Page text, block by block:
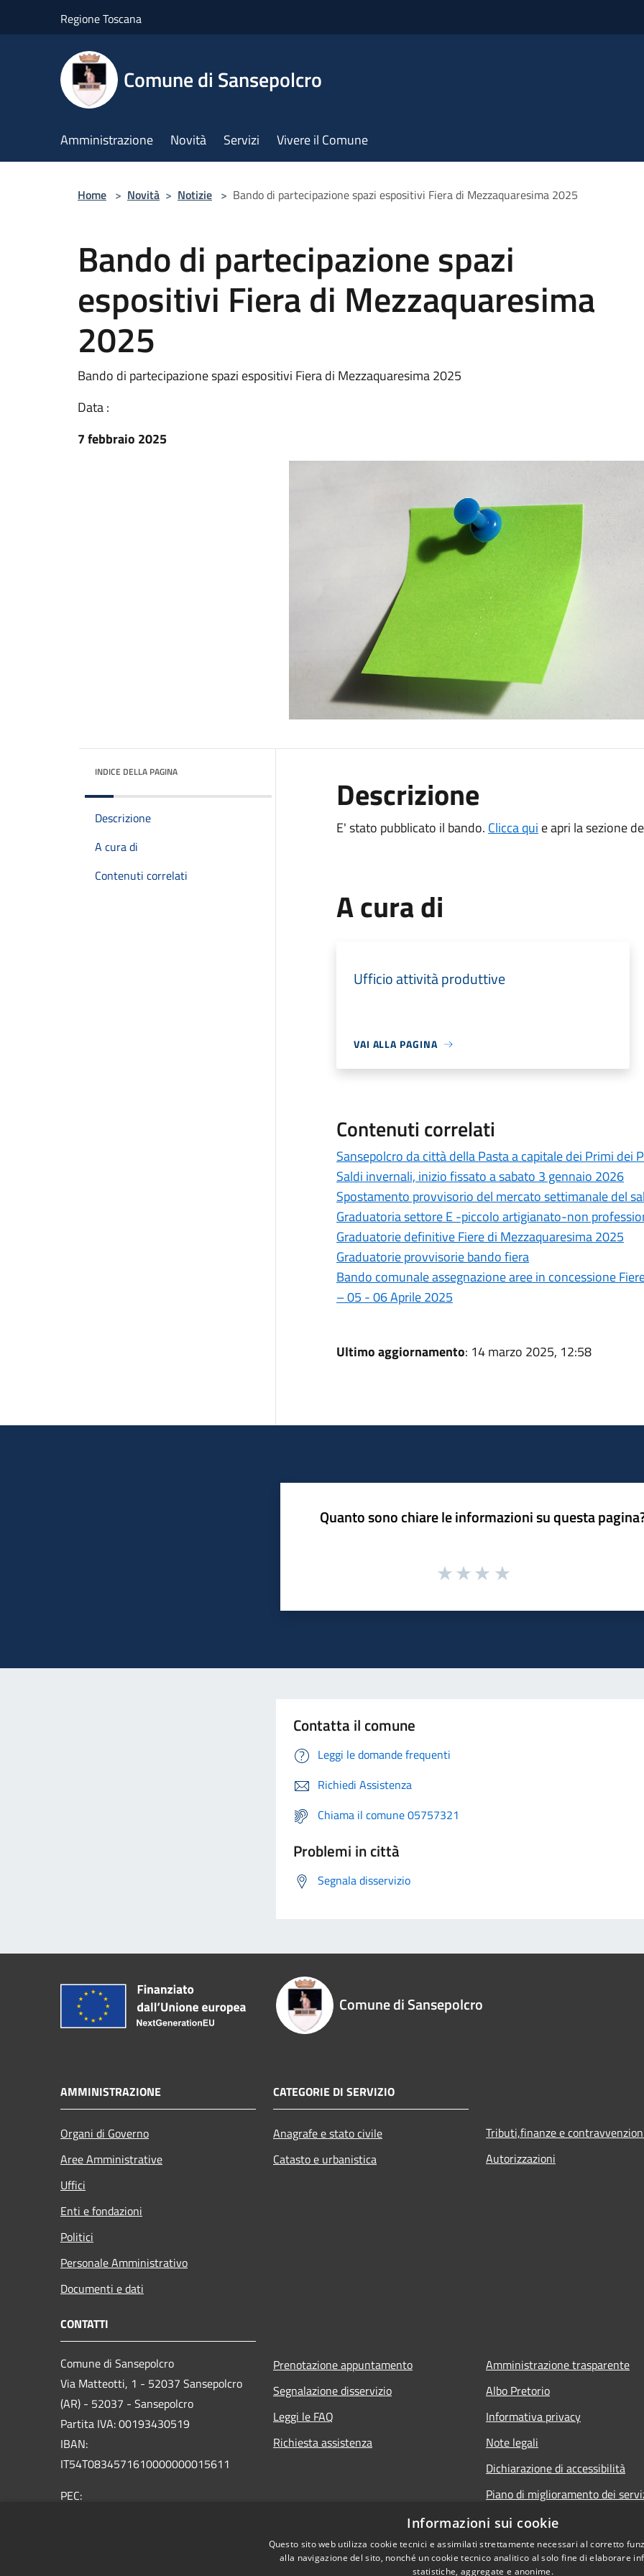
Regione Toscana
Comune di Sansepolcro
Amministrazione Novità Servizi Vivere il Comune
Home > Novità > Notizie > Bando di partecipazione spazi espositivi Fiera di Mezzaquaresima 2025
Bando di partecipazione spazi
espositivi Fiera di Mezzaquaresima
2025
Bando di partecipazione spazi espositivi Fiera di Mezzaquaresima 2025
Data :
7 febbraio 2025
INDICE DELLA PAGINA
Descrizione
A cura di
Contenuti correlati
Descrizione
E' stato pubblicato il bando. Clicca qui e apri la sezione
A cura di
Ufficio attività produttive
VAI ALLA PAGINA
Contenuti correlati
Sansepolcro da città della Pasta a capitale dei Primi
Saldi invernali, inizio fissato a sabato 3 gennaio 2026
Spostamento provvisorio del mercato settimanale del
Graduatoria settore E -piccolo artigianato-non
Graduatorie definitive Fiere di Mezzaquaresima 2025
Graduatorie provvisorie bando fiera
Bando comunale assegnazione aree in concessione
– 05 - 06 Aprile 2025
Ultimo aggiornamento: 14 marzo 2025, 12:58
Quanto sono chiare le informazioni su questa
Contatta il comune
Leggi le domande frequenti
Richiedi Assistenza
Chiama il comune 05757321
Problemi in città
Segnala disservizio
Comune di Sansepolcro
AMMINISTRAZIONE
Organi di Governo
Aree Amministrative
Uffici
Enti e fondazioni
Politici
Personale Amministrativo
Documenti e dati
CATEGORIE DI SERVIZIO
Anagrafe e stato civile
Catasto e urbanistica
Tributi,finanze e
Autorizzazioni
CONTATTI
Comune di Sansepolcro
Via Matteotti, 1 - 52037 Sansepolcro
(AR) - 52037 - Sansepolcro
Partita IVA: 00193430519
IBAN:
IT54T0834571610000000015611
PEC:
Prenotazione appuntamento
Segnalazione disservizio
Leggi le FAQ
Richiesta assistenza
Amministrazione trasparente
Albo Pretorio
Informativa privacy
Note legali
Dichiarazione di accessibilità
Piano di miglioramento dei
Informazioni sui cookie
Questo sito web utilizza cookie tecnici e assimilati strettamente necessari al corretto
alla navigazione del sito, nonché un cookie tecnico analitico al solo fine di elaborare
statistiche, aggregate e anonime.